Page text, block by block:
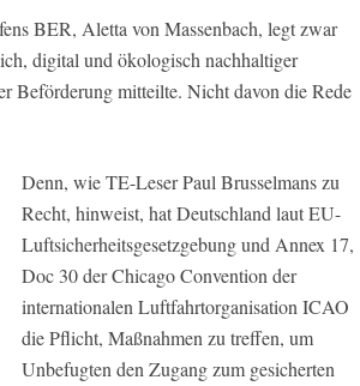
BER, Aletta von Massenbach, legt zwar
digital und ökologisch nachhaltiger
Beförderung mitteilte. Nicht davon die Rede
Denn, wieTE-Leser Paul Brusselmans zu
Recht, hinweist, hat Deutschland laut EU-
Luftsicherheitsgesetzgebung und Annex 17,
Doc 30 der Chicago Convention der
internationalen Luftfahrtorganisation ICAO
die Pflicht, Maßnahmen zu treffen, um
Unbefugten den Zugang zum gesicherten